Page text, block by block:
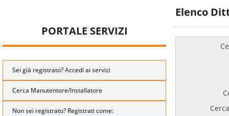
PORTALE SERVIZI
Sei già registrato? Accedi ai servizi
Cerca Manutentore/Installatore
Non sei registrato? Registrati come:
Elenco